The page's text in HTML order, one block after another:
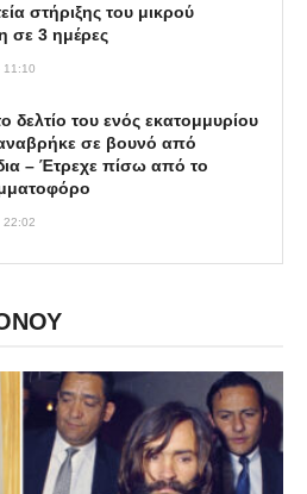
στήριξης του μικρού
σε 3 ημέρες
11:10
δελτίο του ενός εκατομμυρίου
σε βουνό από
– Έτρεχε πίσω από το
22:02